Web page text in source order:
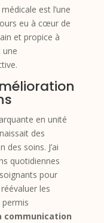
est l’une
eu à cœur de
et propice à
une
en unité
des
soins. J’ai
quotidiennes
pour
les
communication